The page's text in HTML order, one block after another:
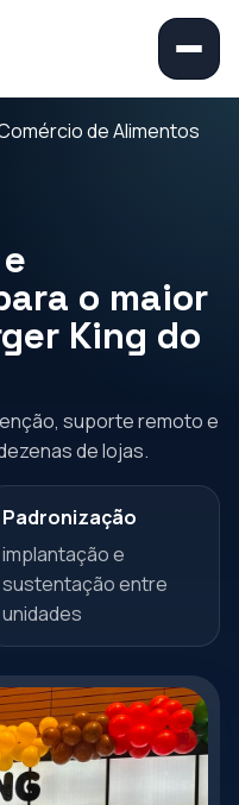
de Alimentos
o maior
King do
suporte remoto e
de lojas.
Padronização
implantação e
sustentação entre
unidades